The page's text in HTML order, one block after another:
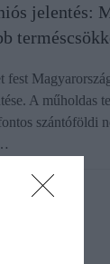
jelentés:
fest
A műholdas
szántóföldi